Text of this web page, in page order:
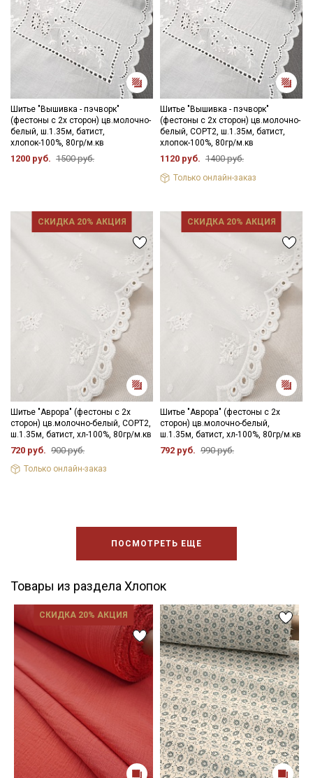
Шитье "Вышивка - пэчворк"
(фестоны с 2х сторон) цв.молочно-
белый, ш.1.35м, батист,
хлопок-100%, 80гр/м.кв
1200 руб. 1500 руб.
Шитье "Вышивка - пэчворк"
(фестоны с 2х сторон) цв.молочно-
белый, СОРТ2, ш.1.35м, батист,
хлопок-100%, 80гр/м.кв
1120 руб. 1400 руб.
Только онлайн-заказ
СКИДКА 20% АКЦИЯ
Шитье "Аврора" (фестоны с 2х
сторон) цв.молочно-белый, СОРТ2,
ш.1.35м, батист, хл-100%, 80гр/м.кв
720 руб. 900 руб.
Только онлайн-заказ
СКИДКА 20% АКЦИЯ
Шитье "Аврора" (фестоны с 2х
сторон) цв.молочно-белый,
ш.1.35м, батист, хл-100%, 80гр/м.кв
792 руб. 990 руб.
ПОСМОТРЕТЬ ЕЩЕ
Товары из раздела Хлопок
СКИДКА 20% АКЦИЯ